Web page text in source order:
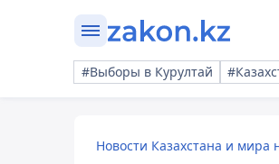
#Выборы в Курултай
Новости Казахстана и мира